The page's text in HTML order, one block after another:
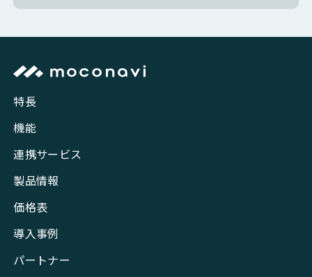
特長
機能
連携サービス
製品情報
価格表
導入事例
パートナー